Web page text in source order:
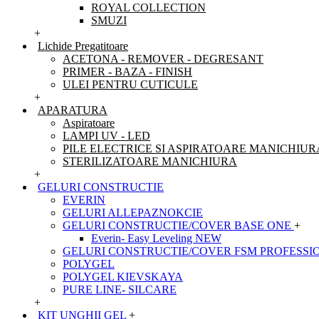
ROYAL COLLECTION
SMUZI
+
Lichide Pregatitoare
ACETONA - REMOVER - DEGRESANT
PRIMER - BAZA - FINISH
ULEI PENTRU CUTICULE
+
APARATURA
Aspiratoare
LAMPI UV - LED
PILE ELECTRICE SI ASPIRATOARE
STERILIZATOARE MANICHIURA
+
GELURI CONSTRUCTIE
EVERIN
GELURI ALLEPAZNOKCIE
GELURI CONSTRUCTIE/COVER BASE ONE +
Everin- Easy Leveling NEW
GELURI CONSTRUCTIE/COVER FSM
POLYGEL
POLYGEL KIEVSKAYA
PURE LINE- SILCARE
+
KIT UNGHII GEL +